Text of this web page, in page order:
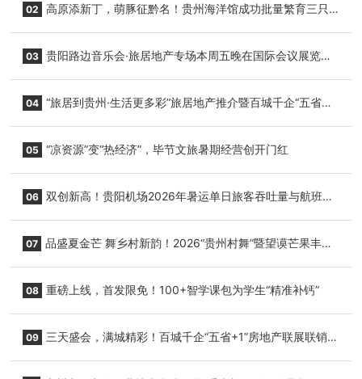
02 高原添新丁，萌豚征黔名！贵州海洋馆成功批量繁育三只
03 贵阳路边音乐会·旅居地产专场本周五晚在国际会议展览中
04 “旅居到贵州·生活更多彩”旅居地产推介暨百城千企“五省
05 “凉资源”变“热经济”，毕节文旅暑期经营创开门红
06 双创新高！贵阳机场2026年暑运单日旅客吞吐量与航班起
07 品盛夏金芒 舞乡村新韵！2026“贵州村舞”暨望谟芒果丰收
08 重磅上线，首发限免！100+智学课包为学生“精准补钙”
09 三天盛会，满城精彩！百城千企“五省+1”房地产联展联销活